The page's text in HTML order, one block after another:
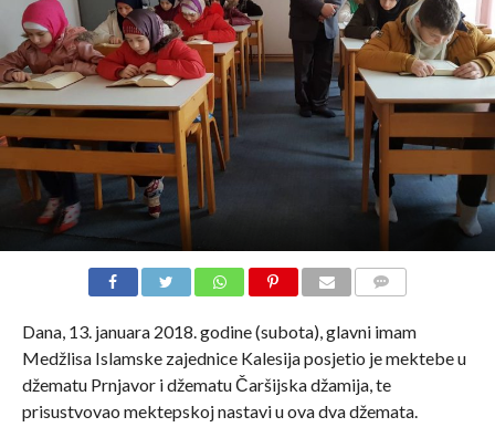
Dana, 13. januara 2018. godine (subota), glavni imam
Medžlisa Islamske zajednice Kalesija posjetio je mektebe u
džematu Prnjavor i džematu Čaršijska džamija, te
prisustvovao mektepskoj nastavi u ova dva džemata.